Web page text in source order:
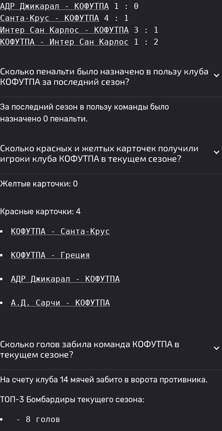
АДР Джикарал - КОФУТПА 1 : 0
Санта-Крус - КОФУТПА 4 : 1
Интер Сан Карлос - КОФУТПА 3 : 1
КОФУТПА - Интер Сан Карлос 1 : 2
Сколько пенальти было назначено в пользу клуба
КОФУТПА за последний сезон?
За последний сезон в пользу команды было
назначено 0 пенальти.
Сколько красных и желтых карточек получили
игроки клуба КОФУТПА в текущем сезоне?
Желтые карточки: 0
Красные карточки: 4
КОФУТПА - Санта-Крус
КОФУТПА - Греция
АДР Джикарал - КОФУТПА
А.Д. Сарчи - КОФУТПА
Сколько голов забила команда КОФУТПА в
текущем сезоне?
На счету клуба 14 мячей забито в ворота противника.
ТОП-3 Бомбардиры текущего сезона:
- 8 голов